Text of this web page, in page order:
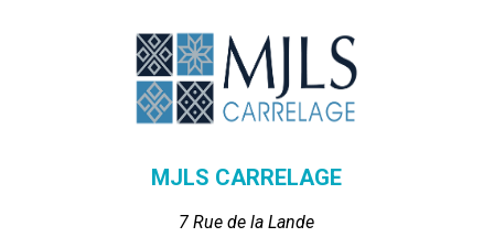
MJLS CARRELAGE
7 Rue de la Lande